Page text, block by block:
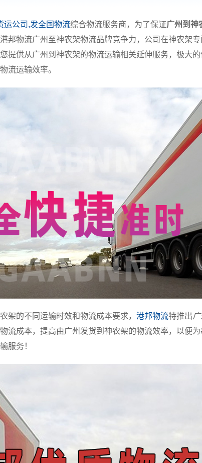
运公司,发全国物流综合物流服务商，为了保证广州到神
邦物流广州至神农架物流品牌竞争力，公司在神农架
提供从广州到神农架的物流运输相关延伸服务，极大
流运输效率。
架的不同运输时效和物流成本要求， 港邦物流特推出
流成本，提高由广州发货到神农架的物流效率，以便
服务！